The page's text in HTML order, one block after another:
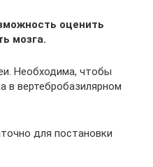
оценить
мозга.
Необходима, чтобы
в вертебробазилярном
для постановки